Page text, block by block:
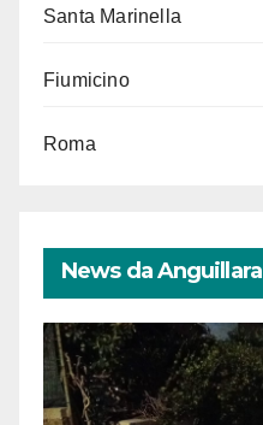
Santa Marinella
Fiumicino
Roma
News da Anguillara